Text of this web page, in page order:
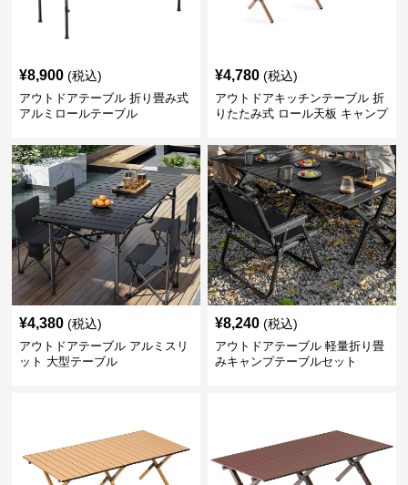
¥8,900 (税込)
アウトドアテーブル 折り畳み式
アルミロールテーブル
¥4,780 (税込)
アウトドアキッチンテーブル 折
りたたみ式 ロール天板 キャンプ
¥4,380 (税込)
アウトドアテーブル アルミスリ
ット 大型テーブル
¥8,240 (税込)
アウトドアテーブル 軽量折り畳
みキャンプテーブルセット